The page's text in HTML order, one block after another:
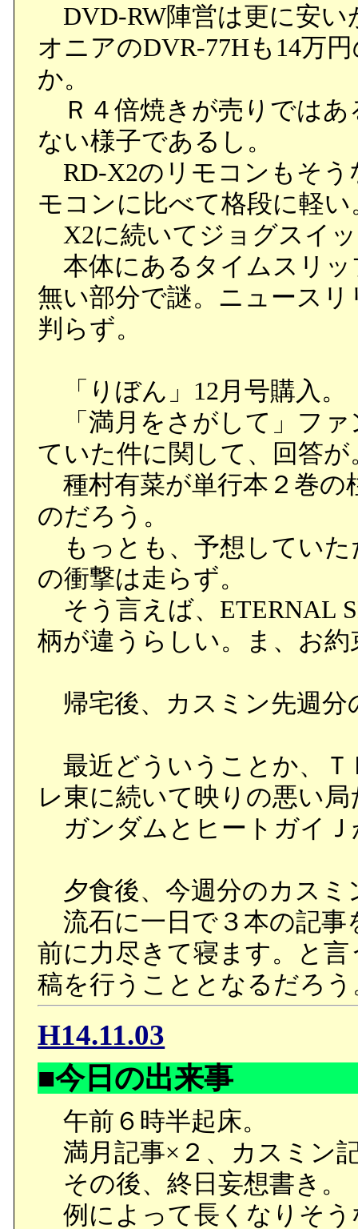
DVD-RW陣営は更に安い
オニアのDVR-77Hも14万
か。
Ｒ４倍焼きが売りではあ
ない様子であるし。
RD-X2のリモコンもそう
モコンに比べて格段に軽
X2に続いてジョグスイ
本体にあるタイムスリッ
無い部分で謎。ニュース
判らず。
「りぼん」12月号購入。
「満月をさがして」ファ
ていた件に関して、回答が
種村有菜が単行本２巻の
のだろう。
もっとも、予想していた
の衝撃は走らず。
そう言えば、ETERNAL
柄が違うらしい。ま、お約
帰宅後、カスミン先週分
最近どういうことか、Ｔ
レ東に続いて映りの悪い
ガンダムとヒートガイＪ
夕食後、今週分のカスミ
流石に一日で３本の記事
前に力尽きて寝ます。と
稿を行うこととなるだろう
H14.11.03
■今日の出来事
午前６時半起床。
満月記事×２、カスミン
その後、終日妄想書き。
例によって長くなりそう